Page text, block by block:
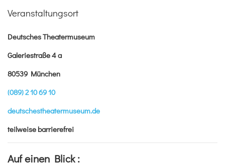
Veranstaltungsort
Deutsches Theatermuseum
Galeriestraße 4 a
80539 München
(089) 2 10 69 10
deutschestheatermuseum.de
teilweise barrierefrei
Auf einen Blick :